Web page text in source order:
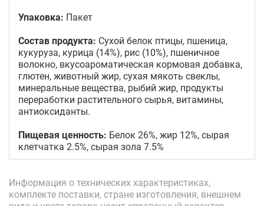
Упаковка: Пакет
Состав продукта: Сухой белок птицы, пшеница,
кукуруза, курица (14%), рис (10%), пшеничное
волокно, вкусоароматическая кормовая добавка,
глютен, животный жир, сухая мякоть свеклы,
минеральные вещества, рыбий жир, продукты
переработки растительного сырья, витамины,
антиоксиданты.
Пищевая ценность: Белок 26%, жир 12%, сырая
клетчатка 2.5%, сырая зола 7.5%
Информация о технических характеристиках,
комплекте поставки, стране изготовления, внешнем